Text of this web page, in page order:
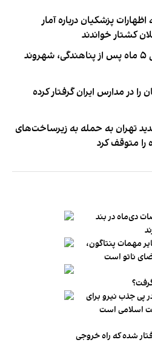
پزشکیان درباره آمار
کشتار خواندند
دو فوتبالیست زن ایرانی ۵ ماه پس از پناهندگی، شهروند
را در مدارس ایران گرفتار کرده
تهران به حمله به زیرساخت‌های
متوقف کرد
دی‌ماه در بند
مهمات پنتاگون،
ناتو‌ است
پی جذب نیرو برای
اسلامی است
شده که راه خروجی